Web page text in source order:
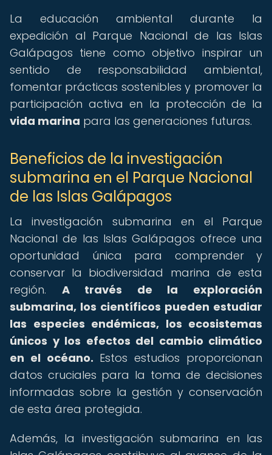
La educación ambiental durante la
expedición al Parque Nacional de las Islas
Galápagos tiene como objetivo inspirar un
sentido de responsabilidad ambiental,
fomentar prácticas sostenibles y promover la
participación activa en la protección de la
vida marina para las generaciones futuras.
Beneficios de la investigación
submarina en el Parque Nacional
de las Islas Galápagos
La investigación submarina en el Parque
Nacional de las Islas Galápagos ofrece una
oportunidad única para comprender y
conservar la biodiversidad marina de esta
región. A través de la exploración
submarina, los científicos pueden estudiar
las especies endémicas, los ecosistemas
únicos y los efectos del cambio climático
en el océano. Estos estudios proporcionan
datos cruciales para la toma de decisiones
informadas sobre la gestión y conservación
de esta área protegida.
Además, la investigación submarina en las